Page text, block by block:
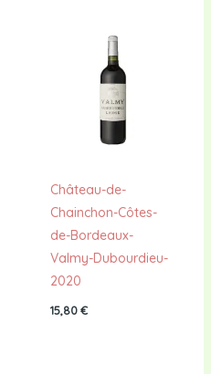
Château-de-
Chainchon-Côtes-
de-Bordeaux-
Valmy-Dubourdieu-
2020
15,80€